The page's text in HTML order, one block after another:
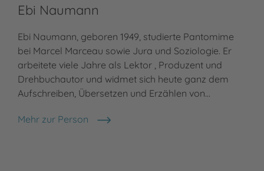
Ebi Naumann
Ebi Naumann, geboren 1949, studierte Pantomime
bei Marcel Marceau sowie Jura und Soziologie. Er
arbeitete viele Jahre als Lektor , Produzent und
Drehbuchautor und widmet sich heute ganz dem
Aufschreiben, Übersetzen und Erzählen von…
Mehr zur Person
Ebi Naumann